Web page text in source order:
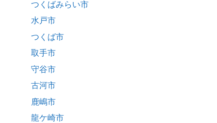
つくばみらい市
水戸市
つくば市
取手市
守谷市
古河市
鹿嶋市
龍ケ崎市